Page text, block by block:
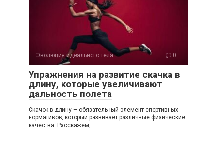
Эволюция идеального тела 0
Упражнения на развитие скачка в
длину, которые увеличивают
дальность полета
Скачок в длину — обязательный элемент спортивных
нормативов, который развивает различные физические
качества. Расскажем,